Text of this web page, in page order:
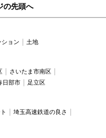
の先頭へ
ョン 土地
さいたま市南区
日部市 足立区
埼玉高速鉄道の良さ